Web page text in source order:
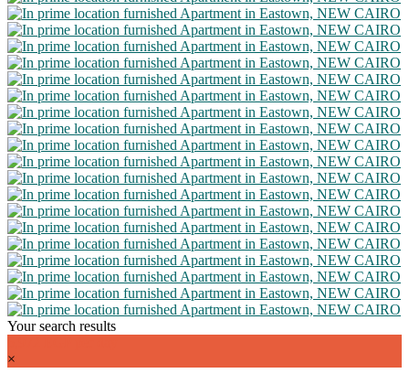
Your search results
×